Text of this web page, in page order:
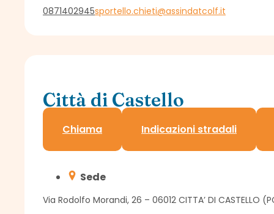
0871402945sportello.chieti@assindatcolf.it
Città di Castello
Sportello Assindatcolf c/o Confagricoltura
Chiama Indicazioni stradali
Sede
Via Rodolfo Morandi, 26 – 06012 CITTA’ DI CASTELLO